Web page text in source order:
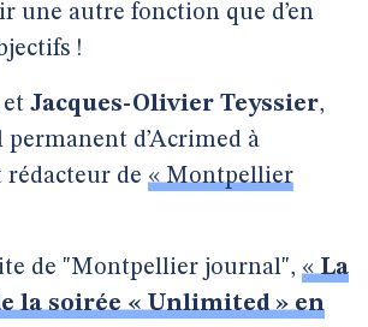
une autre fonction que d’en
!
et Jacques-Olivier Teyssier,
permanent d’Acrimed à
de « Montpellier
de "Montpellier journal", «La
la soirée « Unlimited » en